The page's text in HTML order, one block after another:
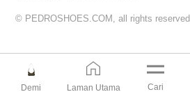
Demi Laman Utama Cari
© PEDROSHOES.COM, all rights reserved